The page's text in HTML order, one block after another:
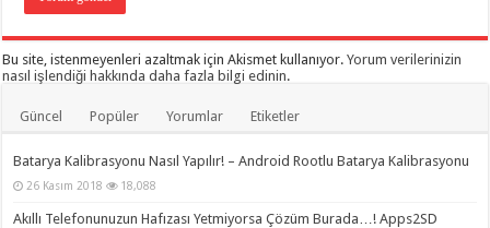
Bu site, istenmeyenleri azaltmak için Akismet kullanıyor.Yorum verilerinizin
nasıl işlendiği hakkında daha fazla bilgi edinin.
Güncel Popüler Yorumlar Etiketler
Batarya Kalibrasyonu Nasıl Yapılır! – Android Rootlu Batarya Kalibrasyonu
26 Kasım 2018 18,088
Akıllı Telefonunuzun Hafızası Yetmiyorsa Çözüm Burada…! Apps2SD